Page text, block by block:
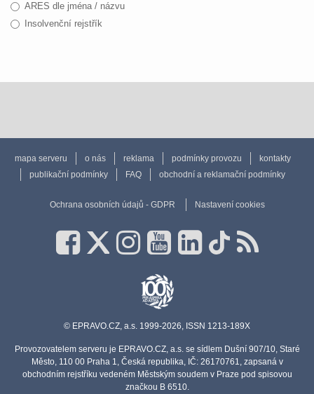
ARES dle jména / názvu
Insolvenční rejstřík
mapa serveru o nás reklama podmínky provozu
kontakty
publikační podmínky
FAQ obchodní a reklamační podmínky
Ochrana osobních údajů - GDPR Nastavení cookies
© EPRAVO.CZ, a.s. 1999-2026, ISSN 1213-189X
Provozovatelem serveru je EPRAVO.CZ, a.s. se sídlem Dušní 907/10, Staré
Město, 110 00 Praha 1, Česká republika, IČ: 26170761, zapsaná v
obchodním rejstříku vedeném Městským soudem v Praze pod spisovou
značkou B 6510.